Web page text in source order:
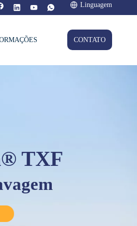
Linguagem
CONTATO
Cuba
jeans
agora >>